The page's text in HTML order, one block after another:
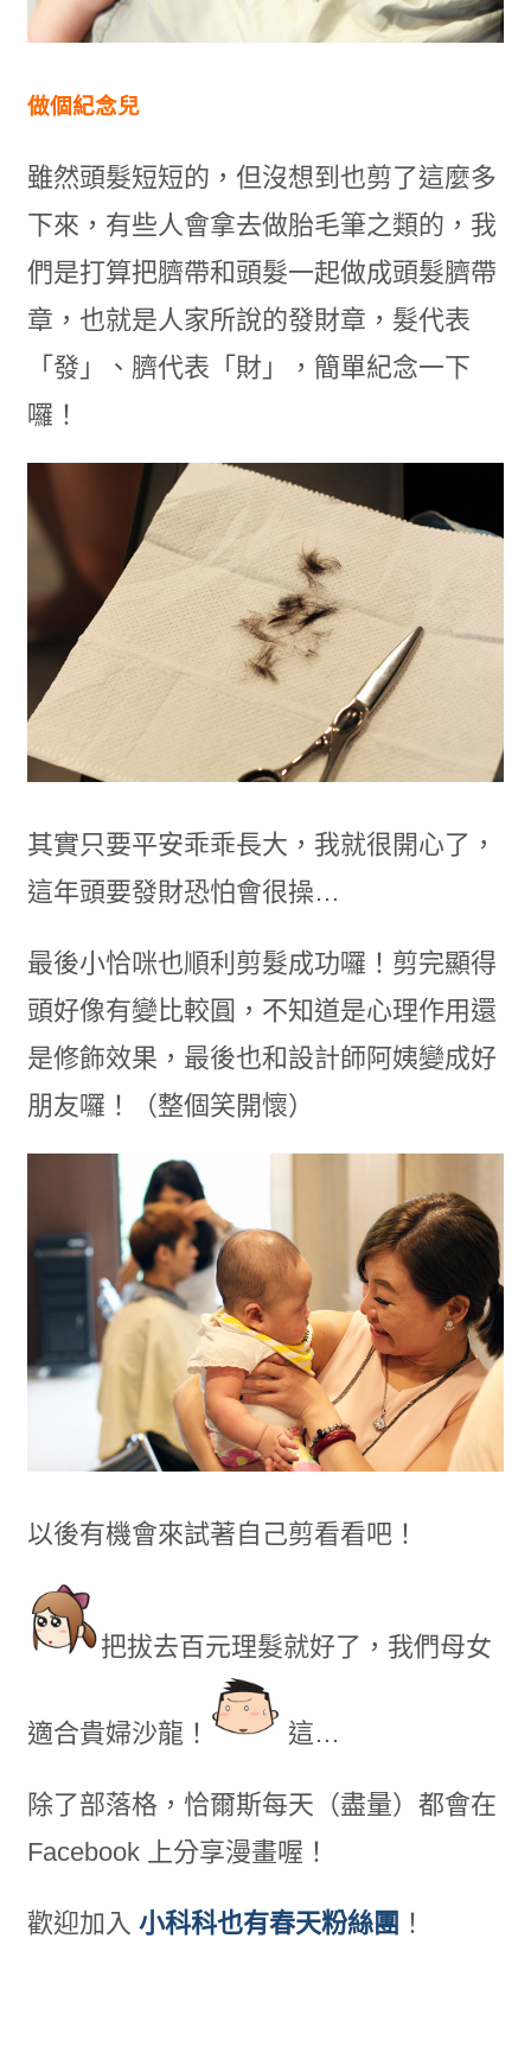
做個紀念兒
雖然頭髮短短的，但沒想到也剪了這麼多
下來，有些人會拿去做胎毛筆之類的，我
們是打算把臍帶和頭髮一起做成頭髮臍帶
章，也就是人家所說的發財章，髮代表
「發」、臍代表「財」，簡單紀念一下
囉！
其實只要平安乖乖長大，我就很開心了，
這年頭要發財恐怕會很操…
最後小恰咪也順利剪髮成功囉！剪完顯得
頭好像有變比較圓，不知道是心理作用還
是修飾效果，最後也和設計師阿姨變成好
朋友囉！（整個笑開懷）
以後有機會來試著自己剪看看吧！
把拔去百元理髮就好了，我們母女
適合貴婦沙龍！ 這…
除了部落格，恰爾斯每天（盡量）都會在
Facebook 上分享漫畫喔！
歡迎加入 小科科也有春天粉絲團 ！